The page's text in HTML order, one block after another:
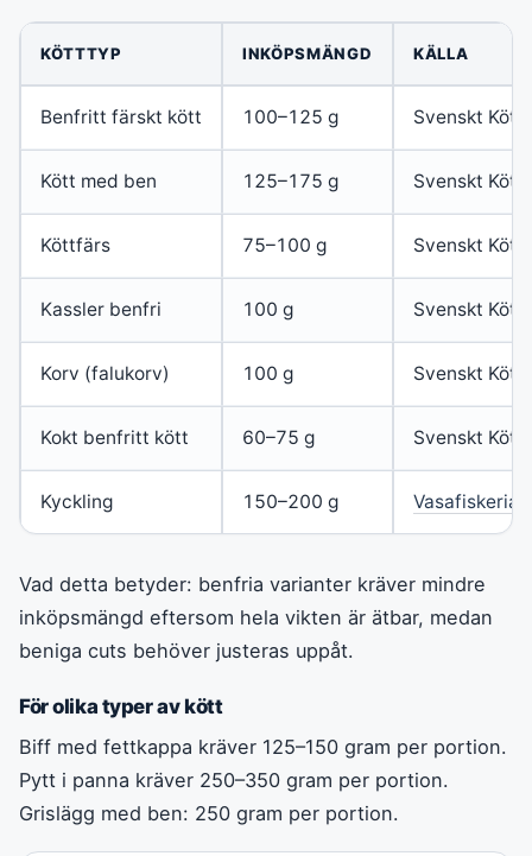
KÖTTTYP INKÖPSMÄNGD KÄLLA
Benfritt färskt kött 100–125 g Svenskt Kött
Kött med ben 125–175 g Svenskt Kött
Köttfärs 75–100 g Svenskt Kött
Kassler benfri 100 g Svenskt Kött
Korv (falukorv) 100 g Svenskt Kött
Kokt benfritt kött 60–75 g Svenskt Kött
Kyckling 150–200 g Vasafiskerian
Vad detta betyder: benfria varianter kräver mindre
inköpsmängd eftersom hela vikten är ätbar, medan
beniga cuts behöver justeras uppåt.
För olika typer av kött
Biff med fettkappa kräver 125–150 gram per portion.
Pytt i panna kräver 250–350 gram per portion.
Grislägg med ben: 250 gram per portion.